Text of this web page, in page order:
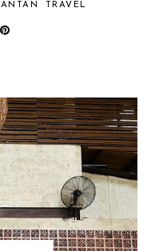
TRAVEL